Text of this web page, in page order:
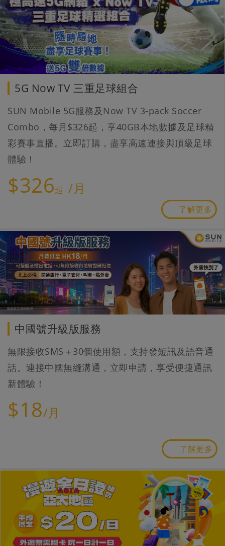
5G Now TV 三重足球組合
SUN Mobile 5G服務及Now TV 3-pack Soccer
Combo，每月$326起，享40GB本地數據及足球精
彩賽事直播。立即訂購，盡享高速連接與頂級足球
體驗！
$326起 /月
了解更多
中國號升級版服務
無限接收SMS＋30個使用額，支持發短訊及語音通
話。連接中國無縫溝通，立即申請，享受便捷通訊
新體驗！
$18/月
了解更多